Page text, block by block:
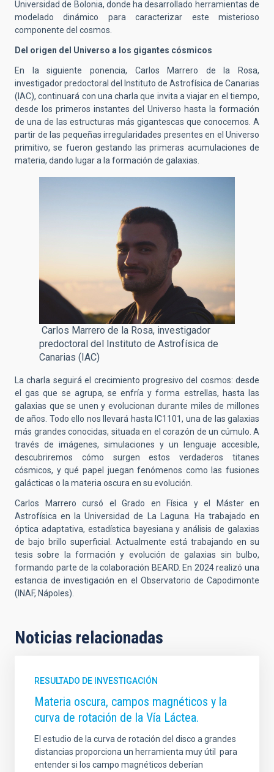
Universidad de Bolonia, donde ha desarrollado herramientas de
modelado dinámico para caracterizar este misterioso
componente del cosmos.
Del origen del Universo a los gigantes cósmicos
En la siguiente ponencia, Carlos Marrero de la Rosa,
investigador predoctoral del Instituto de Astrofísica de Canarias
(IAC), continuará con una charla que invita a viajar en el tiempo,
desde los primeros instantes del Universo hasta la formación
de una de las estructuras más gigantescas que conocemos. A
partir de las pequeñas irregularidades presentes en el Universo
primitivo, se fueron gestando las primeras acumulaciones de
materia, dando lugar a la formación de galaxias.
Carlos Marrero de la Rosa, investigador
predoctoral del Instituto de Astrofísica de
Canarias (IAC)
La charla seguirá el crecimiento progresivo del cosmos: desde
el gas que se agrupa, se enfría y forma estrellas, hasta las
galaxias que se unen y evolucionan durante miles de millones
de años. Todo ello nos llevará hasta IC1101, una de las galaxias
más grandes conocidas, situada en el corazón de un cúmulo. A
través de imágenes, simulaciones y un lenguaje accesible,
descubriremos cómo surgen estos verdaderos titanes
cósmicos, y qué papel juegan fenómenos como las fusiones
galácticas o la materia oscura en su evolución.
Carlos Marrero cursó el Grado en Física y el Máster en
Astrofísica en la Universidad de La Laguna. Ha trabajado en
óptica adaptativa, estadística bayesiana y análisis de galaxias
de bajo brillo superficial. Actualmente está trabajando en su
tesis sobre la formación y evolución de galaxias sin bulbo,
formando parte de la colaboración BEARD. En 2024 realizó una
estancia de investigación en el Observatorio de Capodimonte
(INAF, Nápoles).
Noticias relacionadas
RESULTADO DE INVESTIGACIÓN
Materia oscura, campos magnéticos y la
curva de rotación de la Vía Láctea.
El estudio de la curva de rotación del disco a grandes
distancias proporciona un herramienta muy útil para
entender si los campo magnéticos deberían